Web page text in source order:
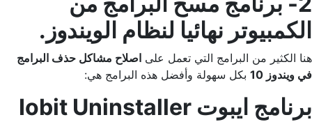
الكمبيوتر نهائيا لنظام الويندوز.
هنا الكثير من البرامج التي تعمل على اصلاح مشاكل حذف البرامج
في ويندوز 10
بكل سهولة وأفضل هذه البرامج هي:
برنامج ايبوت Iobit Uninstaller